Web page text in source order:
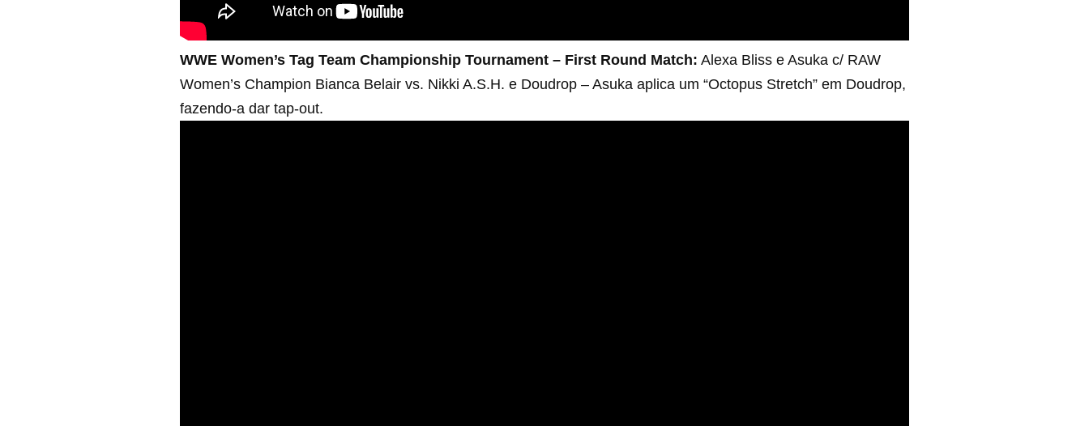
WWE Women’s Tag Team Championship Tournament – First Round Match: Alexa Bliss e Asuka c/ RAW
Women’s Champion Bianca Belair vs. Nikki A.S.H. e Doudrop – Asuka aplica um “Octopus Stretch” em Doudrop,
fazendo-a dar tap-out.